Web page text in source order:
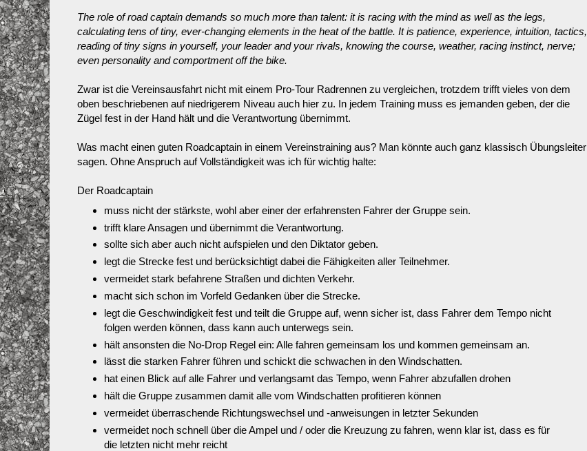
The role of road captain demands so much more than talent: it is racing with the mind as well as the legs,
calculating tens of tiny, ever-changing elements in the heat of the battle. It is patience, experience, intuition, tactics,
reading of tiny signs in yourself, your leader and your rivals, knowing the course, weather, racing instinct, nerve;
even personality and comportment off the bike.
Zwar ist die Vereinsausfahrt nicht mit einem Pro-Tour Radrennen zu vergleichen, trotzdem trifft vieles von dem
oben beschriebenen auf niedrigerem Niveau auch hier zu. In jedem Training muss es jemanden geben, der die
Zügel fest in der Hand hält und die Verantwortung übernimmt.
Was macht einen guten Roadcaptain in einem Vereinstraining aus? Man könnte auch ganz klassisch Übungsleiter
sagen. Ohne Anspruch auf Vollständigkeit was ich für wichtig halte:
Der Roadcaptain
muss nicht der stärkste, wohl aber einer der erfahrensten Fahrer der Gruppe sein.
trifft klare Ansagen und übernimmt die Verantwortung.
sollte sich aber auch nicht aufspielen und den Diktator geben.
legt die Strecke fest und berücksichtigt dabei die Fähigkeiten aller Teilnehmer.
vermeidet stark befahrene Straßen und dichten Verkehr.
macht sich schon im Vorfeld Gedanken über die Strecke.
legt die Geschwindigkeit fest und teilt die Gruppe auf, wenn sicher ist, dass Fahrer dem Tempo nicht
folgen werden können, dass kann auch unterwegs sein.
hält ansonsten die No-Drop Regel ein: Alle fahren gemeinsam los und kommen gemeinsam an.
lässt die starken Fahrer führen und schickt die schwachen in den Windschatten.
hat einen Blick auf alle Fahrer und verlangsamt das Tempo, wenn Fahrer abzufallen drohen
hält die Gruppe zusammen damit alle vom Windschatten profitieren können
vermeidet überraschende Richtungswechsel und -anweisungen in letzter Sekunden
vermeidet noch schnell über die Ampel und / oder die Kreuzung zu fahren, wenn klar ist, dass es für
die letzten nicht mehr reicht